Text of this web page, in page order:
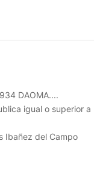
DAOMA....
igual o superior a
Ibañez del Campo